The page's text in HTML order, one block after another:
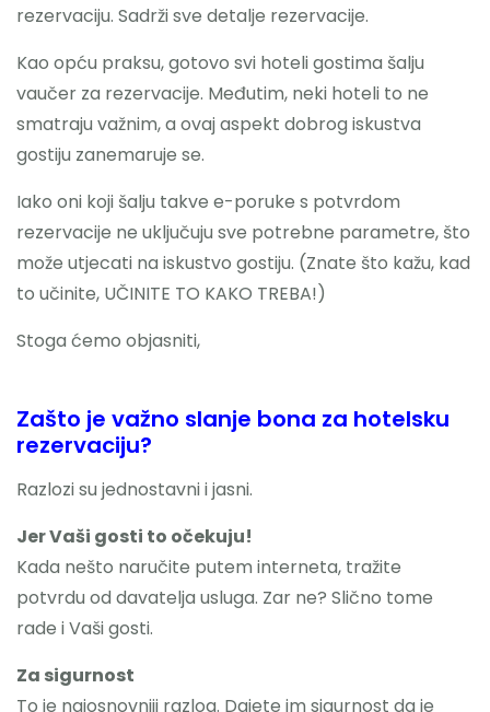
rezervaciju. Sadrži sve detalje rezervacije.
Kao opću praksu, gotovo svi hoteli gostima šalju
vaučer za rezervacije. Međutim, neki hoteli to ne
smatraju važnim, a ovaj aspekt dobrog iskustva
gostiju zanemaruje se.
Iako oni koji šalju takve e-poruke s potvrdom
rezervacije ne uključuju sve potrebne parametre, što
može utjecati na iskustvo gostiju. (Znate što kažu, kad
to učinite, UČINITE TO KAKO TREBA!)
Stoga ćemo objasniti,
Zašto je važno slanje bona za hotelsku
rezervaciju?
Razlozi su jednostavni i jasni.
Jer Vaši gosti to očekuju!
Kada nešto naručite putem interneta, tražite
potvrdu od davatelja usluga. Zar ne? Slično tome
rade i Vaši gosti.
Za sigurnost
To je najosnovniji razlog. Dajete im sigurnost da je